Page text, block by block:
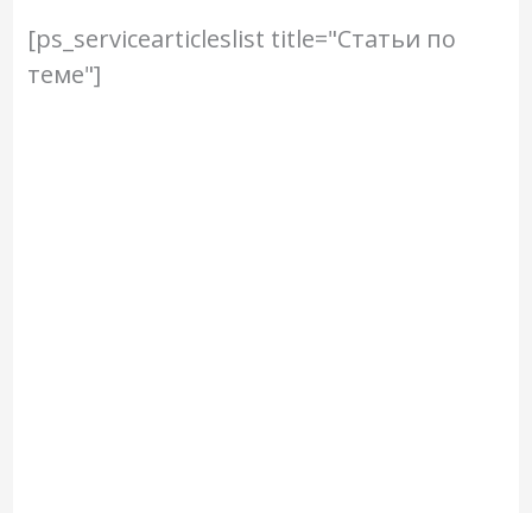
[ps_servicearticleslist title="Статьи по
теме"]